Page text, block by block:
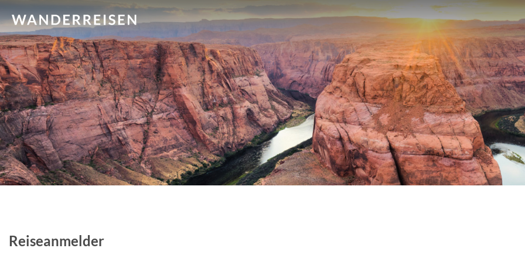
Reiseanmelder